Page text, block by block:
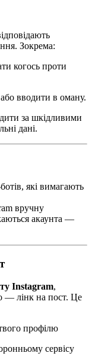
Зокрема:
когось проти
вводити в оману.
за шкідливими
дані.
які вимагають
вручну
акаунта —
Instagram,
— лінк на пост. Це
профілю
сервісу